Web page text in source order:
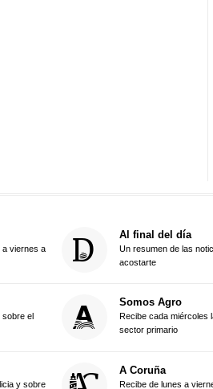
a viernes a
Al final del día
Un resumen de las
acostarte
el
Somos Agro
Recibe cada miércoles
sector primario
y sobre
A Coruña
Recibe de lunes a